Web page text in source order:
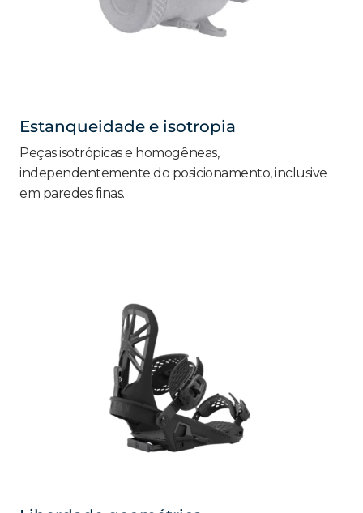
Estanqueidade e isotropia
Peças isotrópicas e homogêneas,
independentemente do posicionamento, inclusive
em paredes finas.